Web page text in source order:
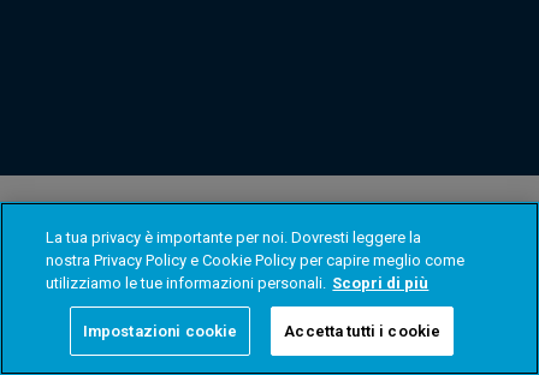
La tua privacy è importante per noi. Dovresti leggere la
nostra Privacy Policy e Cookie Policy per capire meglio come
utilizziamo le tue informazioni personali. Scopri di più
Impostazioni cookie Accetta tutti i cookie